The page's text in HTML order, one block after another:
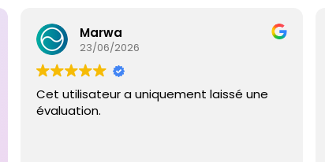
Marwa
23/06/2026
Cet utilisateur a uniquement laissé une
évaluation.